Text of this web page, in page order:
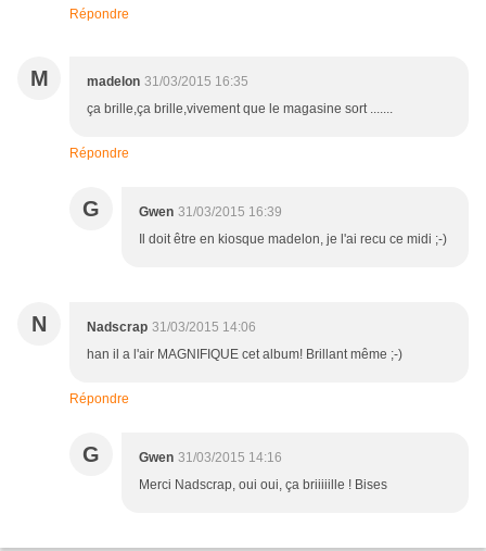
Répondre
M madelon 31/03/2015 16:35
ça brille,ça brille,vivement que le magasine sort .......
Répondre
G Gwen 31/03/2015 16:39
Il doit être en kiosque madelon, je l'ai recu ce midi ;-)
N Nadscrap 31/03/2015 14:06
han il a l'air MAGNIFIQUE cet album! Brillant même ;-)
Répondre
G Gwen 31/03/2015 14:16
Merci Nadscrap, oui oui, ça briiiiille ! Bises